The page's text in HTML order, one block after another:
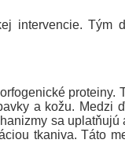
intervencie. Tým
proteiny.
a kožu. Medzi
sa uplatňujú
tkaniva. Táto